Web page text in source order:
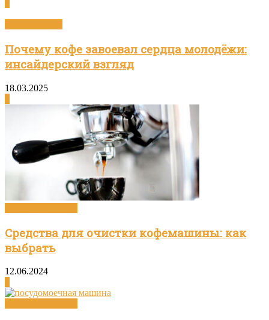
Почему кофе завоевал сердца молодёжи:
инсайдерский взгляд
18.03.2025
Средства для очистки кофемашины: как
выбрать
12.06.2024